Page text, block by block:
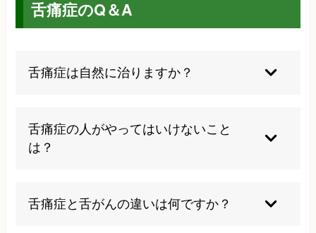
舌痛症のQ＆A
舌痛症は自然に治りますか？
する場合も多いため、適切な治療とケアを受ける
ことで改善の可能性が高まります。早期の対応が
舌痛症の人がやってはいけないこと
は？
噛んだり強く擦ったりしないよう注意し、ストレ
スを溜めすぎないことが大切です。アルコールや
舌痛症と舌がんの違いは何ですか？